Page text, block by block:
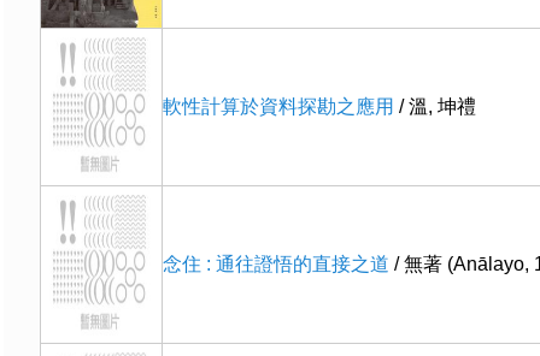
軟性計算於資料探勘之應用 / 溫, 坤禮
念住 : 通往證悟的直接之道 / 無著 (Anālayo,